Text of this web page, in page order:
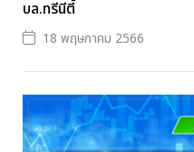
บล.ทรีนีตี้
18 พฤษภาคม 2566